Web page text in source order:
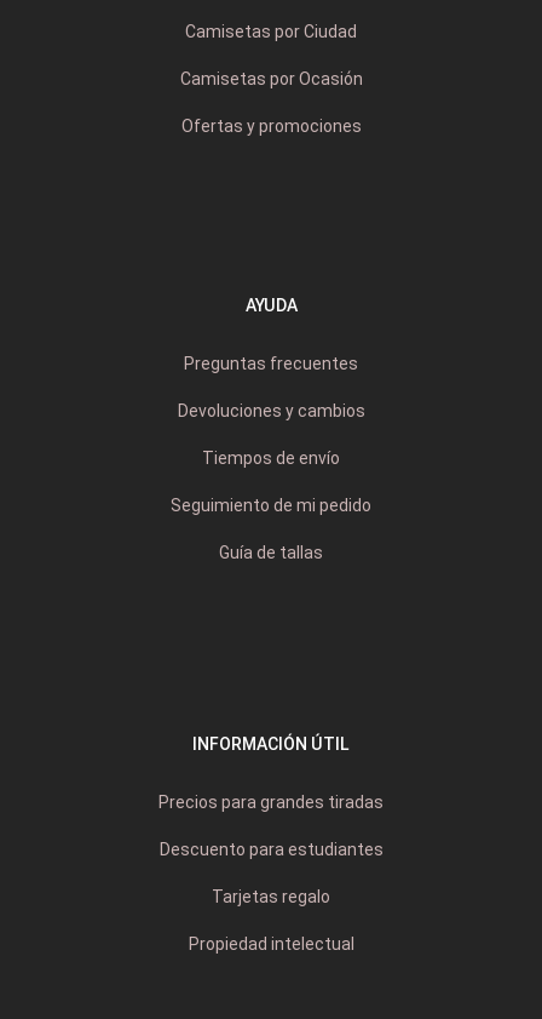
Camisetas por Ciudad
Camisetas por Ocasión
Ofertas y promociones
AYUDA
Preguntas frecuentes
Devoluciones y cambios
Tiempos de envío
Seguimiento de mi pedido
Guía de tallas
INFORMACIÓN ÚTIL
Precios para grandes tiradas
Descuento para estudiantes
Tarjetas regalo
Propiedad intelectual